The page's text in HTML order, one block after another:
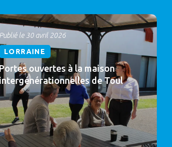
Publié le 30 avril 2026
LORRAINE
Portes ouvertes à la maison
intergénérationnelles de Toul